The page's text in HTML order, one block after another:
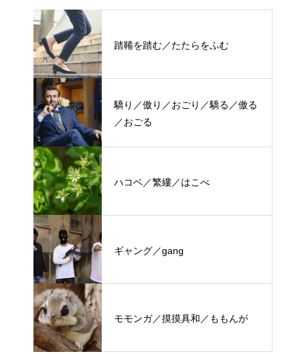
踏鞴を踏む／たたらをふむ
驕り／傲り／おごり／驕る／傲る
／おごる
ハコベ／繁縷／はこべ
ギャング／gang
モモンガ／摸摸具和／ももんが